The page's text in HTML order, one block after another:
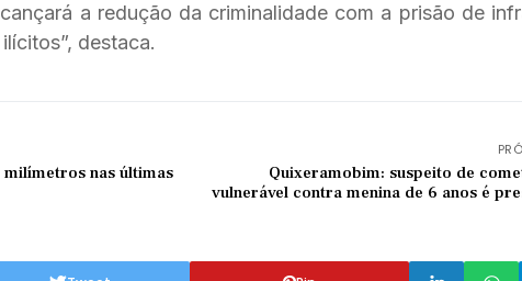
a redução da criminalidade com a prisão de
destaca.
nas últimas
Quixeramobim: suspeito de
vulnerável contra menina de 6 anos é